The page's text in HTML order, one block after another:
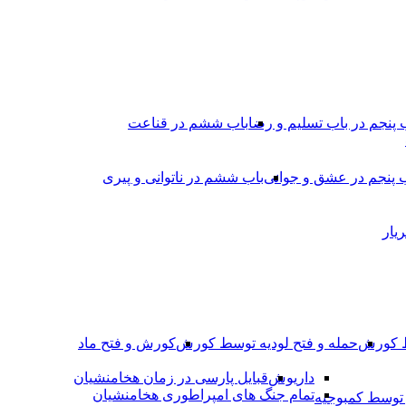
پنجم در باب تسلیم و رضاباب ششم در قناعت
پنجم در عشق و جوانىباب ششم در ناتوانى و پیرى
کورشحمله و فتح لودیه توسط کورشکورش و فتح ماد
کمبوجیه
داریوشقبایل پارسی در زمان هخامنشیان
تمام جنگ های امپراطوری هخامنشیان